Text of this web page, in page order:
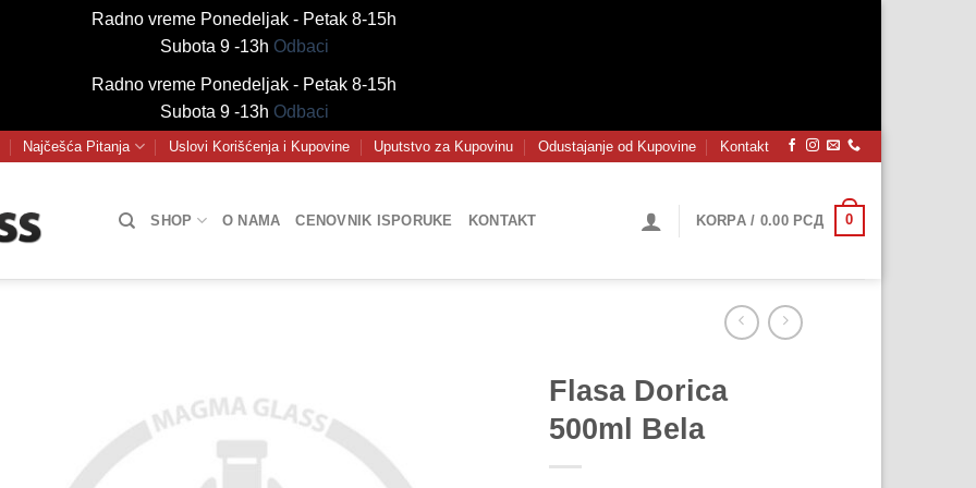
Radno vreme Ponedeljak - Petak 8-15h
Subota 9 -13h Odbaci
Radno vreme Ponedeljak - Petak 8-15h
Subota 9 -13h Odbaci
Najčešća Pitanja Uslovi Korišćenja i Kupovine Uputstvo za Kupovinu Odustajanje od Kupovine Kontakt
SHOP O NAMA CENOVNIK ISPORUKE KONTAKT KORPA / 0.00 РСД 0
Flasa Dorica
500ml Bela